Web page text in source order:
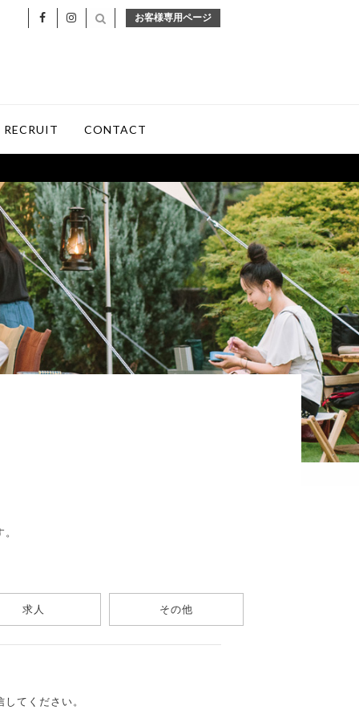
お客様専用ページ
RECRUIT CONTACT
求人 その他
てください。